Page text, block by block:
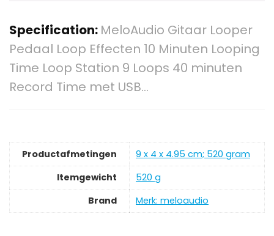
Specification: MeloAudio Gitaar Looper
Pedaal Loop Effecten 10 Minuten Looping
Time Loop Station 9 Loops 40 minuten
Record Time met USB…
Productafmetingen
‎9 x 4 x 4.95 cm; 520 gram
Itemgewicht
‎520 g
Brand
Merk: meloaudio